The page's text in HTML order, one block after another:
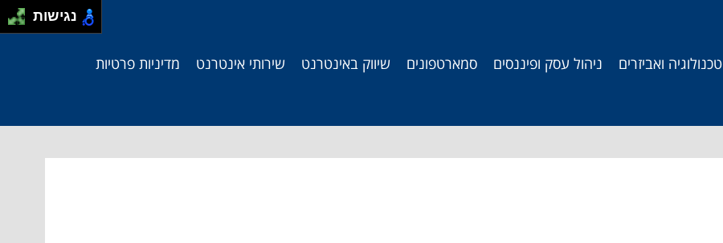
טכנולוגיה ואביזרים ניהול עסק ופיננסים סמארטפונים שיווק באינטרנט שירותי אינטרנט מדיניות פרטיות
נגישות